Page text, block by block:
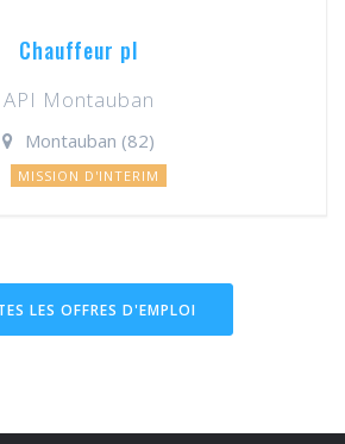
Chauffeur pl
API Montauban
Montauban (82)
MISSION D'INTERIM
LES OFFRES D'EMPLOI